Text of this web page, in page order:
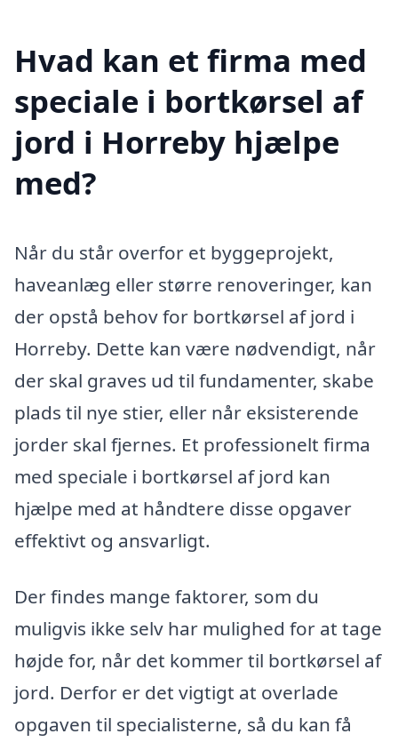
Hvad kan et firma med
speciale i bortkørsel af
jord i Horreby hjælpe
med?
Når du står overfor et byggeprojekt,
haveanlæg eller større renoveringer, kan
der opstå behov for bortkørsel af jord i
Horreby. Dette kan være nødvendigt, når
der skal graves ud til fundamenter, skabe
plads til nye stier, eller når eksisterende
jorder skal fjernes. Et professionelt firma
med speciale i bortkørsel af jord kan
hjælpe med at håndtere disse opgaver
effektivt og ansvarligt.
Der findes mange faktorer, som du
muligvis ikke selv har mulighed for at tage
højde for, når det kommer til bortkørsel af
jord. Derfor er det vigtigt at overlade
opgaven til specialisterne, så du kan få